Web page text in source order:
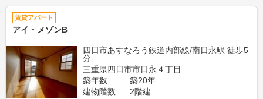
賃貸アパート
アイ・メゾンB
四日市あすなろう鉄道内部線/南日永駅 徒歩5
分
三重県四日市市日永４丁目
築年数
築20年
建物階数
2階建